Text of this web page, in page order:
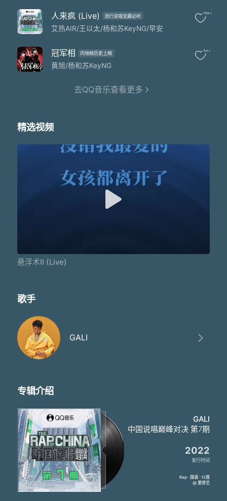
头上的spot light闪耀
看到没周围的镁光灯黄或绿
只有做快餐的人
才会去在乎客座率
那些个诋毁对我来说
就像是个幼稚的恶作剧
你们猜的答案基本对
医学会研究后
论文说我像有张机械嘴
火箭低空行驶在地铁轨
还在拼命地骂
肆意评论着我的价值
还在拼命地骂
肆意评论着我的价值
但没错 我可不是乘客
Man what
我就像颗太阳在天上面挂着
亚特兰蒂斯的水面
It's GALI on the yacht
Killing bars
叫做达芬奇的画室
我灵感不会枯竭
当我把我自己
交给了命运和music
你又抓不住我
像是深海里的乌贼
缓缓睁开眼的克鲁苏它正在苏醒
如果帅是种罪
人来疯 (Live) 流行说唱宝藏必听
艾热AIR/王以太/杨和苏KeyNG/早安
10w+
冠军相 内地榜历史上榜
黄旭/杨和苏KeyNG
5w+
去QQ音乐查看更多
精选视频
悬浮术II (Live)
歌手
GALI
专辑介绍
GALI
中国说唱巅峰对决 第7期
2022
发行时间
Rap · 国语 · 12首
@ 爱奇艺